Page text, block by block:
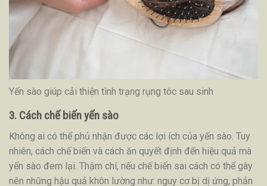
Yến sào giúp cải thiện tình trạng rụng tóc sau sinh
3. Cách chế biến yến sào
Không ai có thể phủ nhận được các lợi ích của yến sào. Tuy
nhiên, cách chế biến và cách ăn quyết định đến hiệu quả mà
yến sào đem lại. Thậm chí, nếu chế biến sai cách có thể gây
nên những hậu quả khôn lường như: nguy cơ bị dị ứng, phản